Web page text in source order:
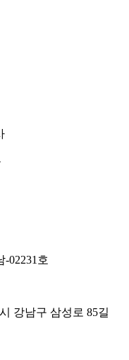
-02231호
강남구 삼성로 85길